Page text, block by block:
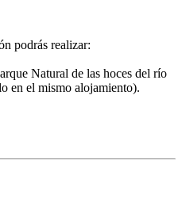
podrás realizar:
Natural de las hoces del río
en el mismo alojamiento).